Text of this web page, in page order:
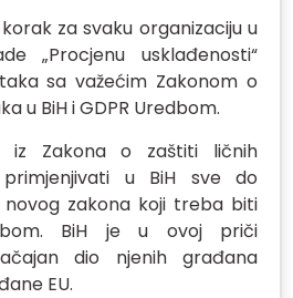
za svaku organizaciju u
„Procjenu usklađenosti“
sa važećim Zakonom o
u BiH i GDPR Uredbom.
iz Zakona o zaštiti ličnih
u BiH sve do
zakona koji treba biti
BiH je u ovoj priči
dio njenih građana
EU.